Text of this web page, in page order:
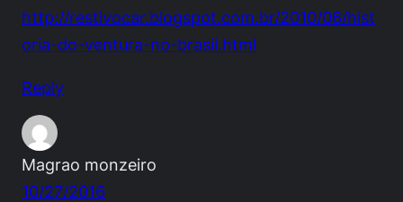
http://restivocar.blogspot.com.br/2010/06/hist
oria-do-ventura-no-brasil.html
Reply
Magrao monzeiro
10/27/2016